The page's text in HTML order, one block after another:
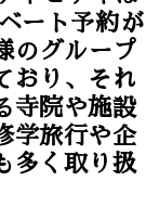
ート予約が
のグループ
おり、それ
寺院や施設
学旅行や企
多く取り扱